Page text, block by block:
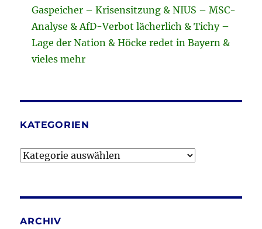
Gaspeicher – Krisensitzung & NIUS – MSC-
Analyse & AfD-Verbot lächerlich & Tichy –
Lage der Nation & Höcke redet in Bayern &
vieles mehr
KATEGORIEN
Kategorien
ARCHIV